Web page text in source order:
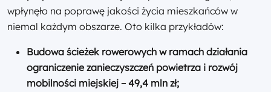
wpłynęło na poprawę jakości życia mieszkańców w
niemal każdym obszarze. Oto kilka przykładów:
Budowa ścieżek rowerowych w ramach działania
ograniczenie zanieczyszczeń powietrza i rozwój
mobilności miejskiej – 49,4 mln zł;